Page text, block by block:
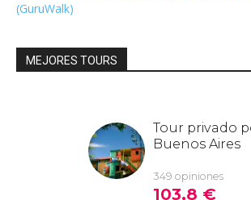
(GuruWalk)
MEJORES TOURS